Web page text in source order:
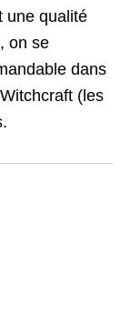
une qualité
on se
dans
(les